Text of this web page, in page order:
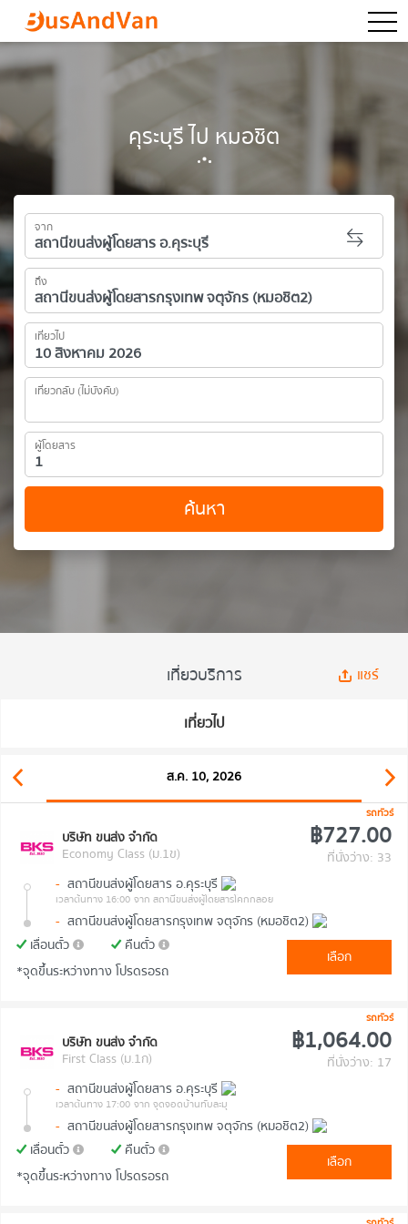
คุระบุรี ไป หมอชิต
จาก
ถึง
เที่ยวไป
เที่ยวกลับ (ไม่บังคับ)
ผู้โดยสาร
ค้นหา
เที่ยวบริการ แชร์
เที่ยวไป
ส.ค. 10, 2026
รถทัวร์
บริษัท ขนส่ง จำกัด
Economy Class (ม.1ข)
฿727.00
ที่นั่งว่าง: 33
- สถานีขนส่งผู้โดยสาร อ.คุระบุรี
เวลาต้นทาง 16:00 จาก สถานีขนส่งผู้โดยสารโคกกลอย
- สถานีขนส่งผู้โดยสารกรุงเทพ จตุจักร (หมอชิต2)
เลื่อนตั๋ว
คืนตั๋ว
*จุดขึ้นระหว่างทาง โปรดรอรถ
เลือก
รถทัวร์
บริษัท ขนส่ง จำกัด
First Class (ม.1ก)
฿1,064.00
ที่นั่งว่าง: 17
- สถานีขนส่งผู้โดยสาร อ.คุระบุรี
เวลาต้นทาง 17:00 จาก จุดจอดบ้านทับละมุ
- สถานีขนส่งผู้โดยสารกรุงเทพ จตุจักร (หมอชิต2)
เลื่อนตั๋ว
คืนตั๋ว
*จุดขึ้นระหว่างทาง โปรดรอรถ
เลือก